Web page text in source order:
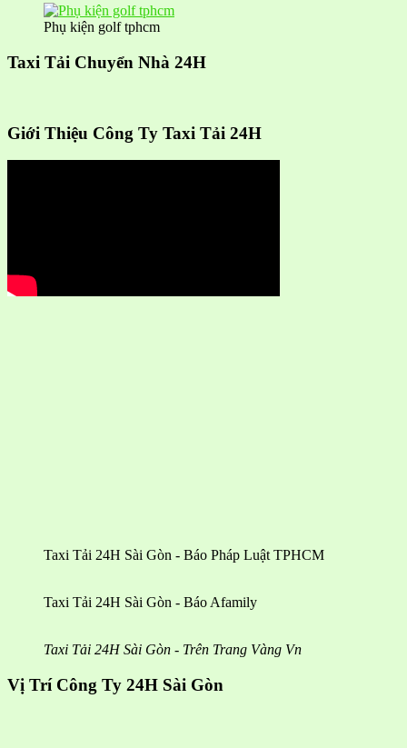
Phụ kiện golf tphcm
Taxi Tải Chuyển Nhà 24H
Giới Thiệu Công Ty Taxi Tải 24H
Taxi Tải 24H Sài Gòn - Báo Pháp Luật TPHCM
Taxi Tải 24H Sài Gòn - Báo Afamily
Taxi Tải 24H Sài Gòn - Trên Trang Vàng Vn
Vị Trí Công Ty 24H Sài Gòn